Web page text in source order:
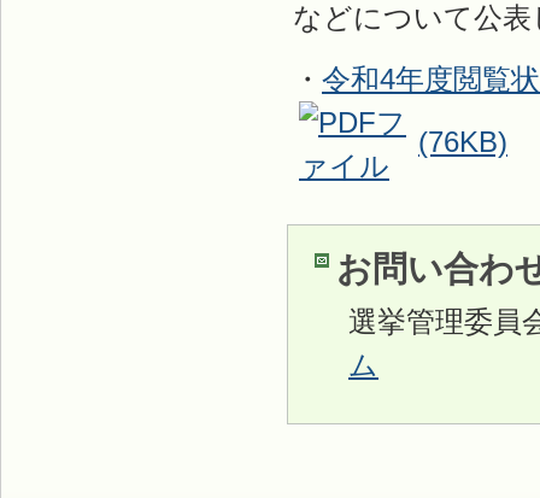
などについて公
・ 令和4年度閲覧
(76KB)
お問い合わ
選挙管理委員
ム